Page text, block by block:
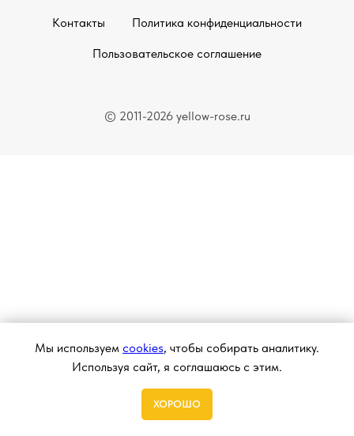
Search Sign In
Контакты Политика конфиденциальности
Пользовательское соглашение
© 2011-2026 yellow-rose.ru
Мы используем cookies, чтобы собирать аналитику.
Используя сайт, я соглашаюсь с этим.
ХОРОШО